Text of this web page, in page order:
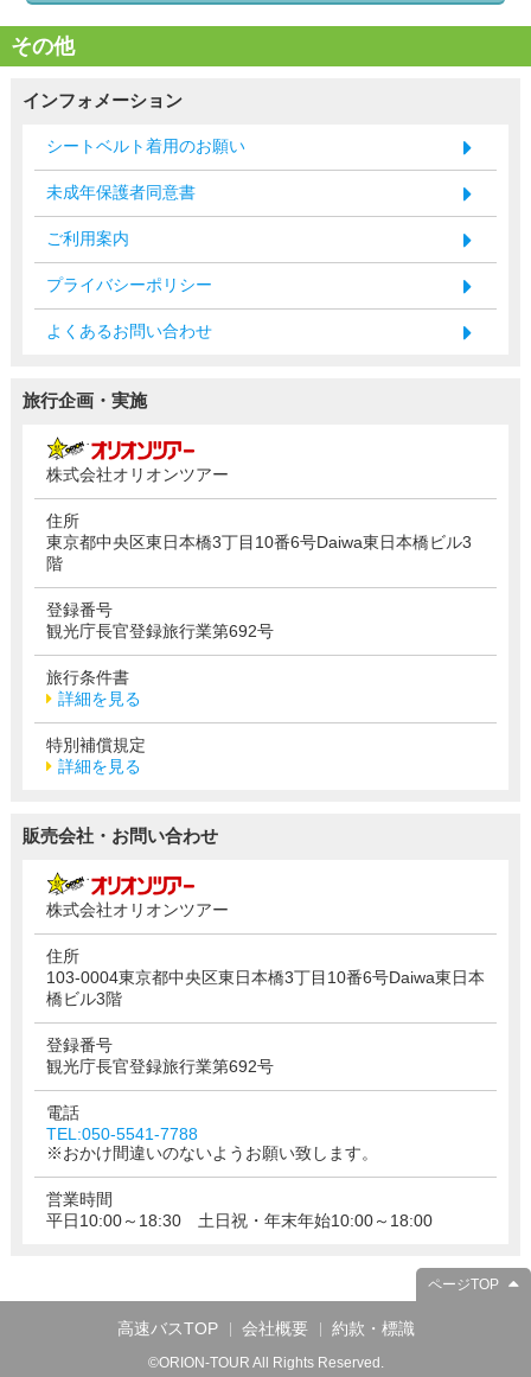
その他
インフォメーション
シートベルト着用のお願い
未成年保護者同意書
ご利用案内
プライバシーポリシー
よくあるお問い合わせ
旅行企画・実施
株式会社オリオンツアー
住所
東京都中央区東日本橋3丁目10番6号Daiwa東日本橋ビル3
階
登録番号
観光庁長官登録旅行業第692号
旅行条件書
詳細を見る
特別補償規定
詳細を見る
販売会社・お問い合わせ
株式会社オリオンツアー
住所
103-0004東京都中央区東日本橋3丁目10番6号Daiwa東日本
橋ビル3階
登録番号
観光庁長官登録旅行業第692号
電話
TEL:050-5541-7788
※おかけ間違いのないようお願い致します。
営業時間
平日10:00～18:30 土日祝・年末年始10:00～18:00
ページTOP
高速バスTOP 会社概要 約款・標識
©ORION-TOUR All Rights Reserved.